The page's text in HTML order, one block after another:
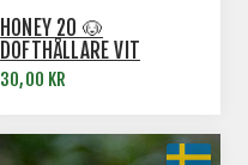
HONEY 20 🐶
DOFTHÅLLARE VIT
30,00 KR